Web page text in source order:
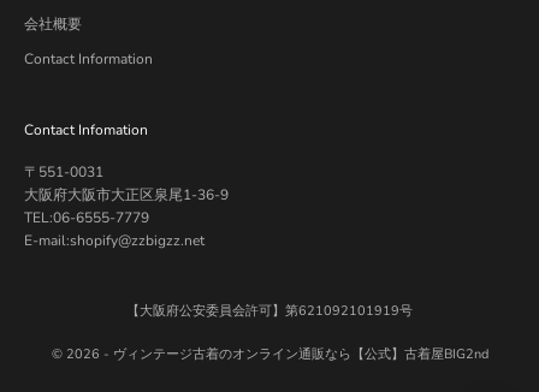
会社概要
Contact Information
Contact Infomation
〒551-0031
大阪府大阪市大正区泉尾1-36-9
TEL:06-6555-7779
E-mail:shopify@zzbigzz.net
【大阪府公安委員会許可】第621092101919号
© 2026 - ヴィンテージ古着のオンライン通販なら【公式】古着屋BIG2nd